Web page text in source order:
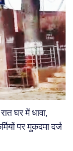
घर में धावा,
पर मुकदमा दर्ज